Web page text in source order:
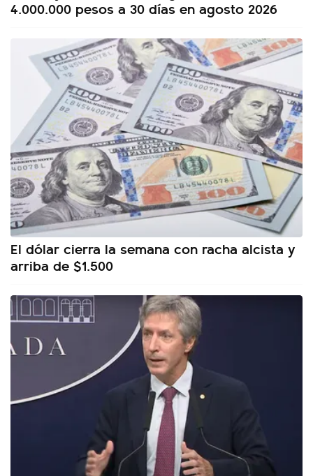
4.000.000 pesos a 30 días en agosto 2026
El dólar cierra la semana con racha alcista y
arriba de $1.500